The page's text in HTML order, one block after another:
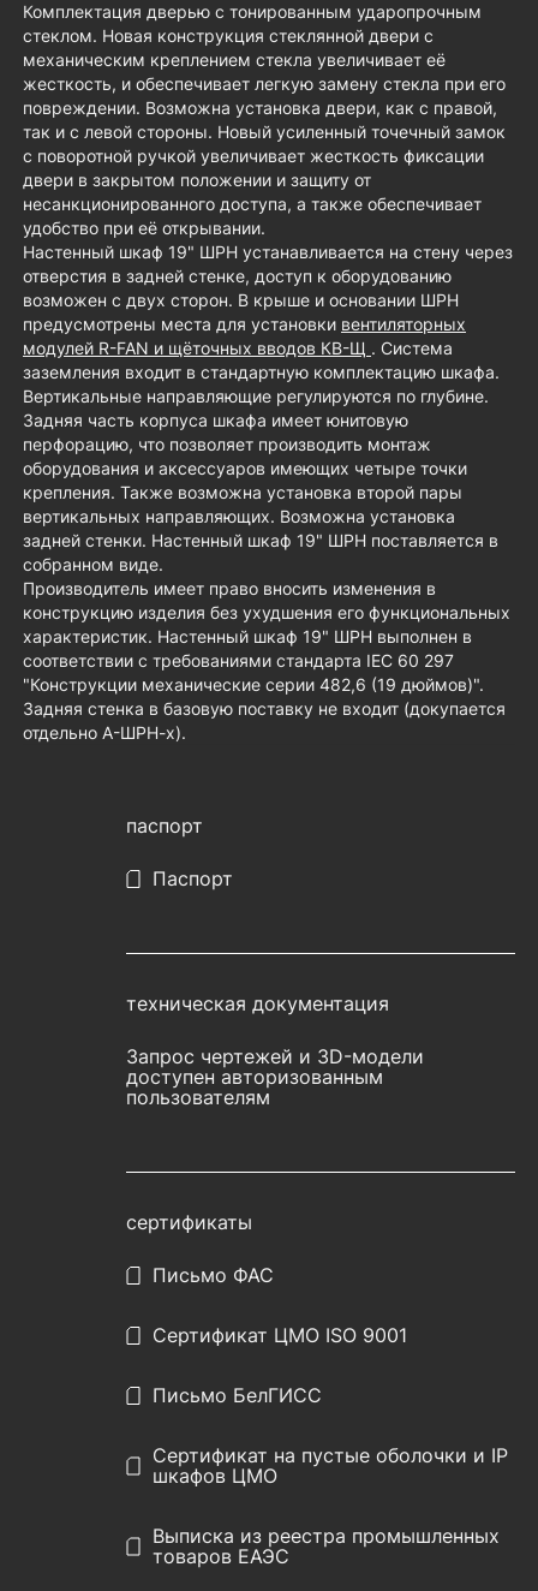
Комплектация дверью с тонированным ударопрочным
стеклом. Новая конструкция стеклянной двери с
механическим креплением стекла увеличивает её
жесткость, и обеспечивает легкую замену стекла при его
повреждении. Возможна установка двери, как с правой,
так и с левой стороны. Новый усиленный точечный замок
с поворотной ручкой увеличивает жесткость фиксации
двери в закрытом положении и защиту от
несанкционированного доступа, а также обеспечивает
удобство при её открывании.
Настенный шкаф 19" ШРН устанавливается на стену через
отверстия в задней стенке, доступ к оборудованию
возможен с двух сторон. В крыше и основании ШРН
предусмотрены места для установки вентиляторных
модулей R-FAN и щёточных вводов КВ-Щ . Система
заземления входит в стандартную комплектацию шкафа.
Вертикальные направляющие регулируются по глубине.
Задняя часть корпуса шкафа имеет юнитовую
перфорацию, что позволяет производить монтаж
оборудования и аксессуаров имеющих четыре точки
крепления. Также возможна установка второй пары
вертикальных направляющих. Возможна установка
задней стенки. Настенный шкаф 19" ШРН поставляется в
собранном виде.
Производитель имеет право вносить изменения в
конструкцию изделия без ухудшения его функциональных
характеристик. Настенный шкаф 19" ШРН выполнен в
соответствии с требованиями стандарта IEC 60 297
"Конструкции механические серии 482,6 (19 дюймов)".
Задняя стенка в базовую поставку не входит (докупается
отдельно А-ШРН-х).
паспорт
Паспорт
техническая документация
Запрос чертежей и 3D-модели
доступен авторизованным
пользователям
сертификаты
Письмо ФАС
Сертификат ЦМО ISO 9001
Письмо БелГИСС
Сертификат на пустые оболочки и IP
шкафов ЦМО
Выписка из реестра промышленных
товаров ЕАЭС